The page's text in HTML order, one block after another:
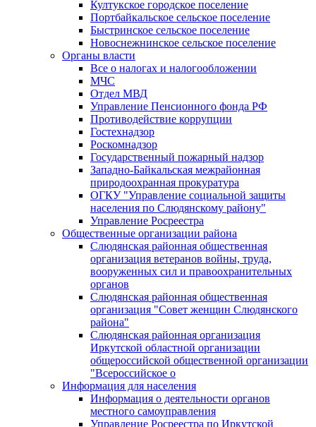
Култукское городское поселение
Портбайкальское сельское поселение
Быстринское сельское поселение
Новоснежнинское сельское поселение
Органы власти
Все о налогах и налогообложении
МЧС
Отдел МВД
Управление Пенсионного фонда РФ
Противодействие коррупции
Гостехнадзор
Роскомнадзор
Государственный пожарный надзор
Западно-Байкальская межрайонная
природоохранная прокуратура
ОГКУ "Управление социальной защиты
населения по Слюдянскому району"
Управление Росреестра
Общественные организации района
Слюдянская районная общественная
организация ветеранов войны, труда,
вооруженных сил и правоохранительных
органов
Слюдянская районная общественная
организация "Совет женщин Слюдянского
района"
Слюдянская районная организация
Иркутской областной организации
общероссийской общественной организации
"Всероссийское о
Информация для населения
Информация о деятельности органов
местного самоуправления
Управление Росреестра по Иркутской